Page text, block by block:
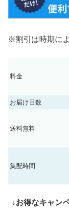
※割引は時期に
料金
お届け日数
送料無料
集配時間
↓お得なキャン